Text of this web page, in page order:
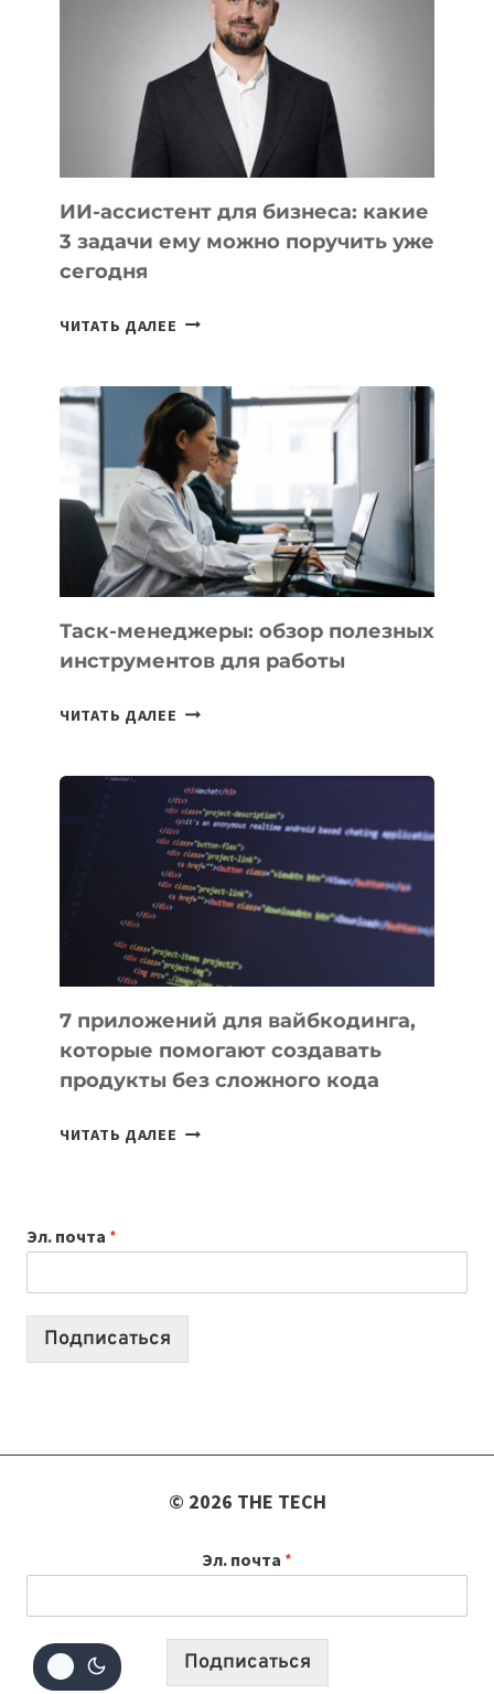
РАЗВИВАЮТ
ТЕХНОЛОГИЧЕСКОЕ
ОБРАЗОВАНИЕ
ТАДЖИКИСТАНА
ИИ-ассистент для бизнеса: какие
3 задачи ему можно поручить уже
сегодня
ЧИТАТЬ ДАЛЕЕ ИИ-
БИЗНЕСА:
КАКИЕ
3
ЗАДАЧИ
ЕМУ
МОЖНО
ПОРУЧИТЬ
УЖЕ
СЕГОДНЯ
Таск-менеджеры: обзор полезных
инструментов для работы
ЧИТАТЬ ДАЛЕЕ ТАСК-
ПОЛЕЗНЫХ
ИНСТРУМЕНТОВ
ДЛЯ
РАБОТЫ
7 приложений для вайбкодинга,
которые помогают создавать
продукты без сложного кода
ЧИТАТЬ ДАЛЕЕ
СОЗДАВАТЬ
ПРОДУКТЫ
Эл. почта *
Подписаться
© 2026 THE TECH
Эл. почта *
Подписаться